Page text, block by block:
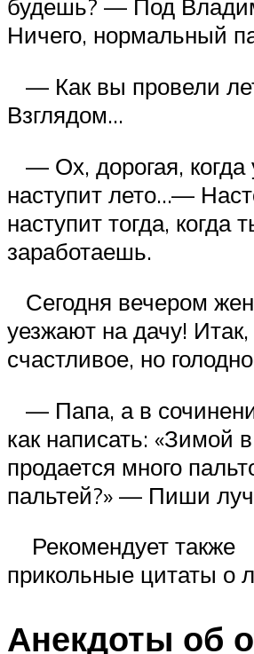
будешь? — Под
Ничего, нормальный
— Как вы провели
Взглядом…
— Ох, дорогая, когда
наступит лето…—
наступит тогда, когда
заработаешь.
Сегодня вечером
уезжают на дачу!
счастливое, но
— Папа, а в
как написать: «Зимой
продается много
пальтей?» — Пиши
Рекомендует также
прикольные цитаты о
Анекдоты об